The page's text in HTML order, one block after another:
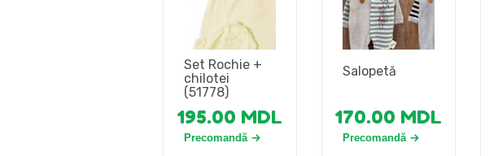
Set Rochie +
chilotei
(51778)
195.00 MDL
Precomandă
Salopetă
170.00 MDL
Precomandă